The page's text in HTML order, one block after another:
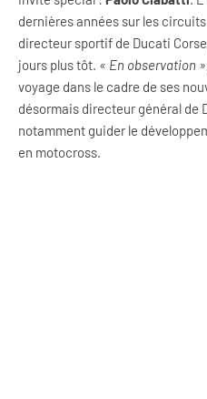
dernières années sur les
directeur sportif de Ducati
jours plus tôt. « En observation »
voyage dans le cadre de ses
désormais directeur général de
notamment guider le
en motocross.